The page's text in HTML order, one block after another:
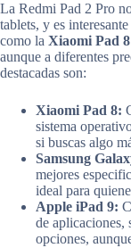
La Redmi Pad 2 Pro
tablets, y es
como la Xiaomi Pad 8
aunque a diferentes
destacadas son:
Xiaomi Pad 8:
sistema
si buscas algo
Samsung
mejores
ideal para
Apple iPad 9:
de aplicaciones,
opciones,